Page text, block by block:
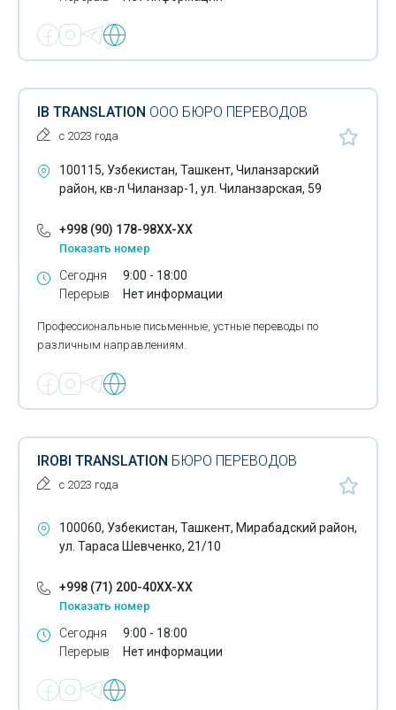
IB TRANSLATION ООО БЮРО ПЕРЕВОДОВ
с 2023 года
100115, Узбекистан, Ташкент, Чиланзарский
район, кв-л Чиланзар-1, ул. Чиланзарская, 59
+998 (90) 178-98XX-XX
Показать номер
Сегодня
Перерыв
9:00 - 18:00
Нет информации
Профессиональные письменные, устные переводы по
различным направлениям.
IROBI TRANSLATION БЮРО ПЕРЕВОДОВ
с 2023 года
100060, Узбекистан, Ташкент, Мирабадский район,
ул. Тараса Шевченко, 21/10
+998 (71) 200-40XX-XX
Показать номер
Сегодня
Перерыв
9:00 - 18:00
Нет информации